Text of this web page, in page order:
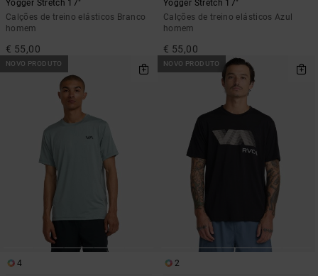
Yogger Stretch 17"
Calções de treino elásticos Branco
homem
€ 55,00
Yogger Stretch 17"
Calções de treino elásticos Azul
homem
€ 55,00
NOVO PRODUTO
4
NOVO PRODUTO
2